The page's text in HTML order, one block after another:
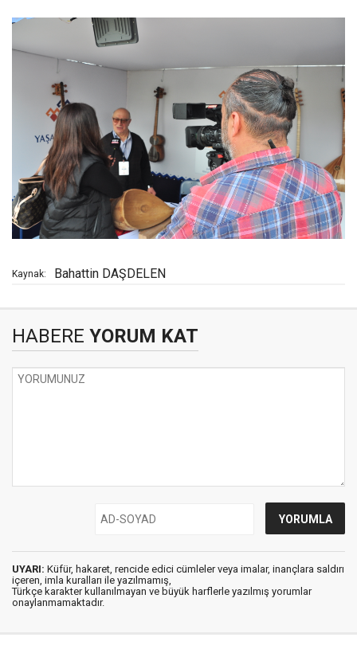
Kaynak: Bahattin DAŞDELEN
HABERE YORUM KAT
UYARI: Küfür, hakaret, rencide edici cümleler veya imalar, inançlara saldırı
içeren, imla kuralları ile yazılmamış,
Türkçe karakter kullanılmayan ve büyük harflerle yazılmış yorumlar
onaylanmamaktadır.